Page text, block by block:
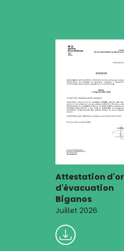
Attestation
d'évacuation
Biganos
Juillet 2026